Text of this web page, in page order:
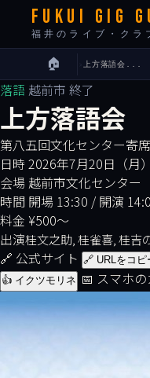
FUKUI GIG
福井のライブ・クラ
🏠 ›上方落語会...
落語 越前市 終了
上方落語会
第八五回文化センター寄席
日時 2026年7月20日（月）
会場 越前市文化センター
時間 開場 13:30 / 開演
料金 ¥500〜
出演桂文之助, 桂雀喜, 桂吉
🔗 公式サイト 🔗 URLをコピ
👍 イクツモリネ 📅 スマホ